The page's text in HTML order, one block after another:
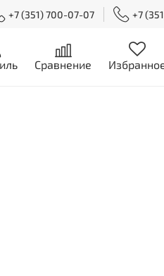
+7 (351) 700-07-07 +7
Сравнение